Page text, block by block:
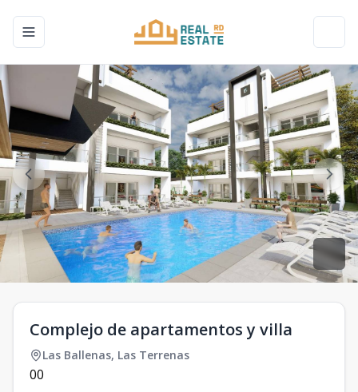
Toggle navigation menu
Complejo de apartamentos y villa
Las Ballenas, Las Terrenas
00